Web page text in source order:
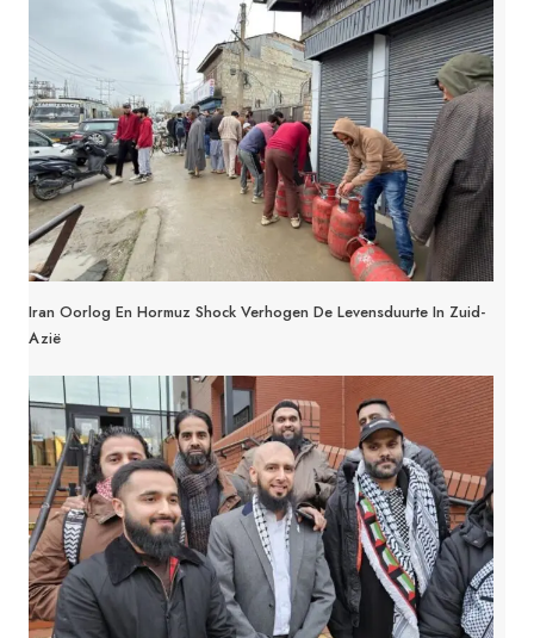
Iran Oorlog En Hormuz Shock Verhogen De Levensduurte In Zuid-
Azië